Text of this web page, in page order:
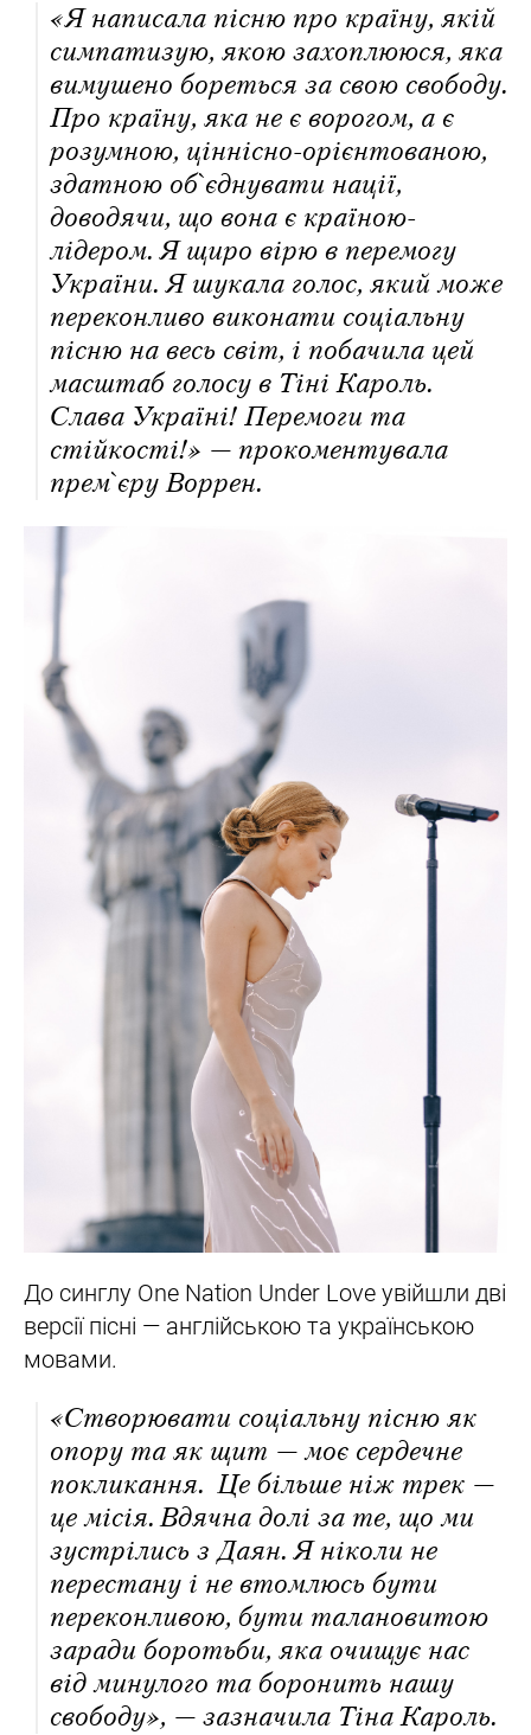
«Я написала пісню про країну, якій
симпатизую, якою захоплююся, яка
вимушено бореться за свою свободу.
Про країну, яка не є ворогом, а є
розумною, ціннісно-орієнтованою,
здатною об`єднувати нації,
доводячи, що вона є країною-
лідером. Я щиро вірю в перемогу
України. Я шукала голос, який може
переконливо виконати соціальну
пісню на весь світ, і побачила цей
масштаб голосу в Тіні Кароль.
Слава Україні! Перемоги та
стійкості!» — прокоментувала
прем`єру Воррен.
До синглу One Nation Under Love увійшли дві
версії пісні — англійською та українською
мовами.
«Створювати соціальну пісню як
опору та як щит — моє сердечне
покликання. Це більше ніж трек —
це місія. Вдячна долі за те, що ми
зустрілись з Даян. Я ніколи не
перестану і не втомлюсь бути
переконливою, бути талановитою
заради боротьби, яка очищує нас
від минулого та боронить нашу
свободу», — зазначила Тіна Кароль.